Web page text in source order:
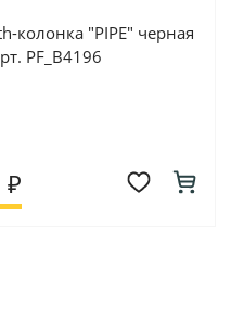
колонка "PIPE" черная
PF_B4196
₽